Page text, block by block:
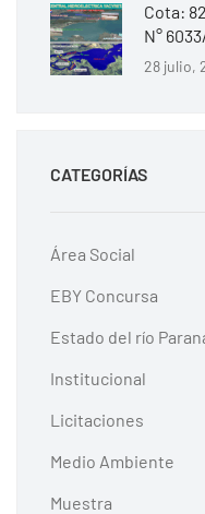
Cota:
N°
28 julio,
CATEGORÍAS
Área Social
EBY Concursa
Estado del río
Institucional
Licitaciones
Medio Ambiente
Muestra